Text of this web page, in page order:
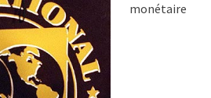
monétaire